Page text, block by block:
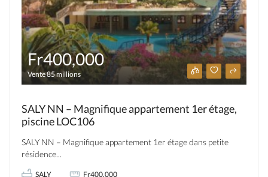
Fr400,000
Vente 85 millions
SALY NN – Magnifique appartement 1er étage,
piscine LOC106
SALY NN – Magnifique appartement 1er étage dans petite
résidence...
SALY Fr400,000